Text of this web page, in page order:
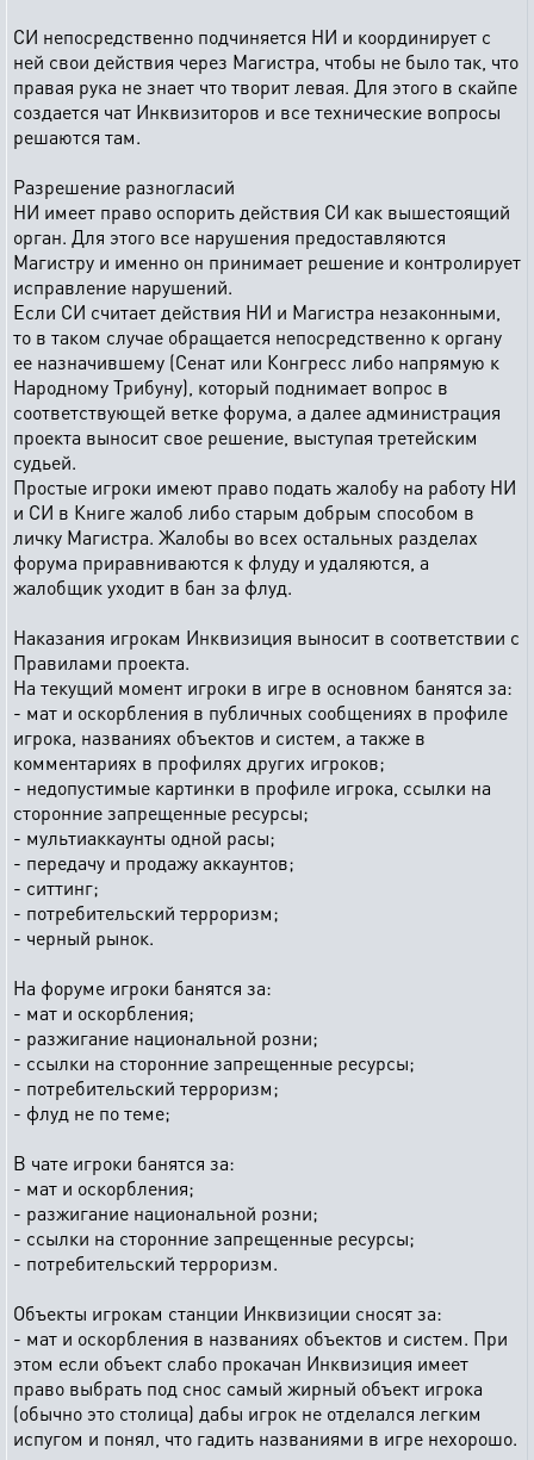
СИ непосредственно подчиняется НИ и координирует с
ней свои действия через Магистра, чтобы не было так, что
правая рука не знает что творит левая. Для этого в скайпе
создается чат Инквизиторов и все технические вопросы
решаются там.
Разрешение разногласий
НИ имеет право оспорить действия СИ как вышестоящий
орган. Для этого все нарушения предоставляются
Магистру и именно он принимает решение и контролирует
исправление нарушений.
Если СИ считает действия НИ и Магистра незаконными,
то в таком случае обращается непосредственно к органу
ее назначившему (Сенат или Конгресс либо напрямую к
Народному Трибуну), который поднимает вопрос в
соответствующей ветке форума, а далее администрация
проекта выносит свое решение, выступая третейским
судьей.
Простые игроки имеют право подать жалобу на работу НИ
и СИ в Книге жалоб либо старым добрым способом в
личку Магистра. Жалобы во всех остальных разделах
форума приравниваются к флуду и удаляются, а
жалобщик уходит в бан за флуд.
Наказания игрокам Инквизиция выносит в соответствии с
Правилами проекта.
На текущий момент игроки в игре в основном банятся за:
- мат и оскорбления в публичных сообщениях в профиле
игрока, названиях объектов и систем, а также в
комментариях в профилях других игроков;
- недопустимые картинки в профиле игрока, ссылки на
сторонние запрещенные ресурсы;
- мультиаккаунты одной расы;
- передачу и продажу аккаунтов;
- ситтинг;
- потребительский терроризм;
- черный рынок.
На форуме игроки банятся за:
- мат и оскорбления;
- разжигание национальной розни;
- ссылки на сторонние запрещенные ресурсы;
- потребительский терроризм;
- флуд не по теме;
В чате игроки банятся за:
- мат и оскорбления;
- разжигание национальной розни;
- ссылки на сторонние запрещенные ресурсы;
- потребительский терроризм.
Объекты игрокам станции Инквизиции сносят за:
- мат и оскорбления в названиях объектов и систем. При
этом если объект слабо прокачан Инквизиция имеет
право выбрать под снос самый жирный объект игрока
(обычно это столица) дабы игрок не отделался легким
испугом и понял, что гадить названиями в игре нехорошо.